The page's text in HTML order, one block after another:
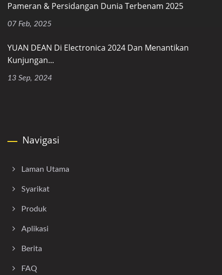
Pameran & Persidangan Dunia Terbenam 2025
07 Feb, 2025
YUAN DEAN Di Electronica 2024 Dan Menantikan
Kunjungan...
13 Sep, 2024
Navigasi
Laman Utama
Syarikat
Produk
Aplikasi
Berita
FAQ